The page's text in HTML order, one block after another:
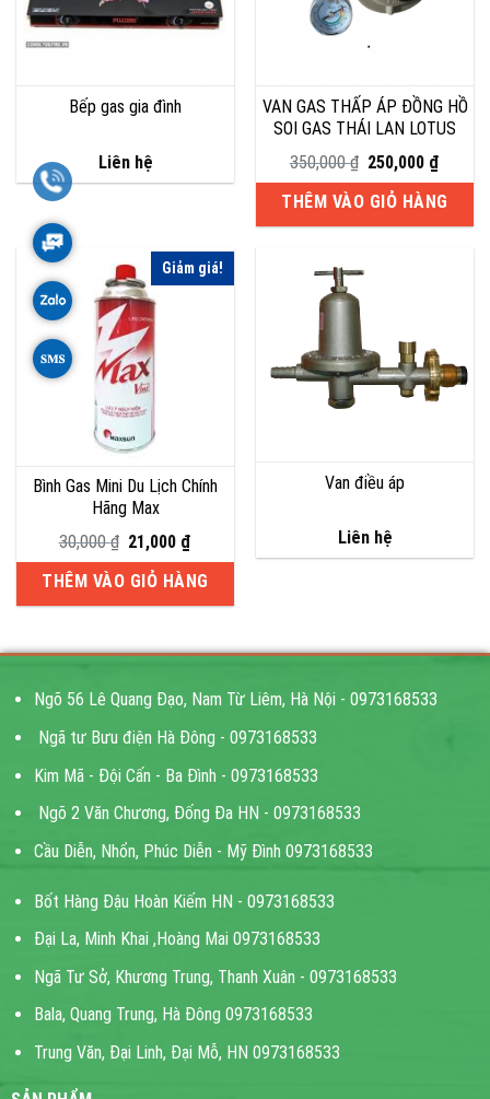
Bếp gas gia đình
Liên hệ
VAN GAS THẤP ÁP ĐỒNG HỒ
SOI GAS THÁI LAN LOTUS
350,000₫ Giá
gốc
là:
350,000 ₫.
250,000 ₫
hiện
tại
là:
THÊM VÀO GIỎ HÀNG
Giảm giá!
Bình Gas Mini Du Lịch Chính
Hãng Max
30,000₫ Giá
gốc
là:
30,000 ₫.
21,000 ₫
hiện
tại
là:
21,000 ₫.
THÊM VÀO GIỎ HÀNG
Van điều áp
Liên hệ
Ngõ 56 Lê Quang Đạo, Nam Từ Liêm, Hà Nội - 0973168533
Ngã tư Bưu điện Hà Đông - 0973168533
Kim Mã - Đội Cấn - Ba Đình - 0973168533
Ngõ 2 Văn Chương, Đống Đa HN - 0973168533
Cầu Diễn, Nhổn, Phúc Diễn - Mỹ Đình 0973168533
Bốt Hàng Đậu Hoàn Kiếm HN - 0973168533
Đại La, Minh Khai ,Hoàng Mai 0973168533
Ngã Tư Sở, Khương Trung, Thanh Xuân - 0973168533
Bala, Quang Trung, Hà Đông 0973168533
Trung Văn, Đại Linh, Đại Mỗ, HN 0973168533